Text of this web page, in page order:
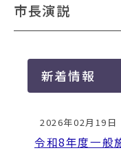
市長演説
新着情報
2026年02月19日
令和8年度一般